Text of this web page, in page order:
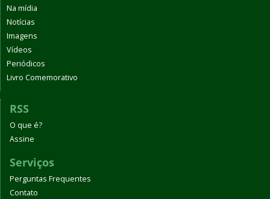
Na mídia
Notícias
Imagens
Vídeos
Periódicos
Livro Comemorativo
RSS
O que é?
Assine
Serviços
Perguntas Frequentes
Contato